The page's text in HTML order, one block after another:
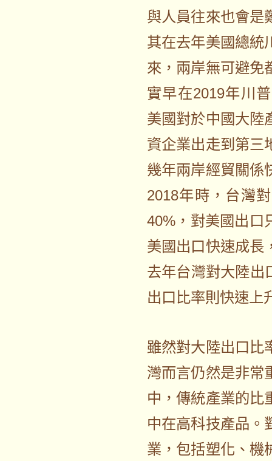
與人員往來也會是
其在去年美國總統
來，兩岸無可避免
實早在2019年川
美國對於中國大陸
資企業出走到第三
幾年兩岸經貿關係
2018年時，台灣
40%，對美國出口
美國出口快速成長
去年台灣對大陸出
出口比率則快速上
雖然對大陸出口比
灣而言仍然是非常
中，傳統產業的比
中在高科技產品。
業，包括塑化、機